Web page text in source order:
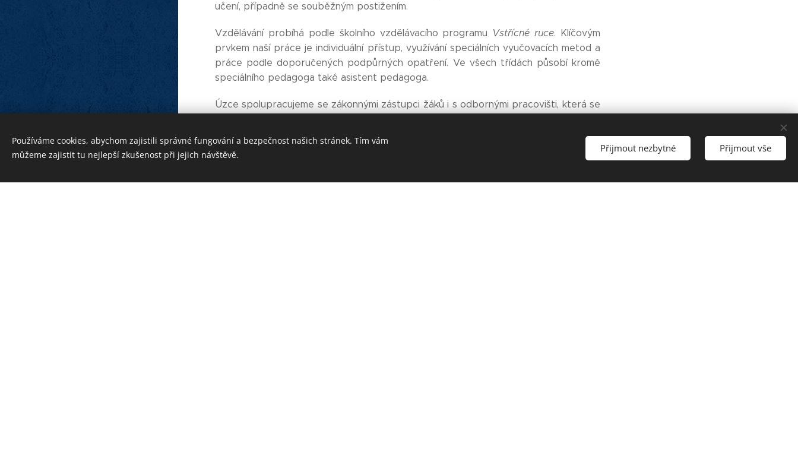
učení, případně se souběžným postižením.
Vzdělávání probíhá podle školního vzdělávacího programu Vstřícné ruce. Klíčovým
prvkem naší práce je individuální přístup, využívání speciálních vyučovacích metod a
práce podle doporučených podpůrných opatření. Ve všech třídách působí kromě
speciálního pedagoga také asistent pedagoga.
Úzce spolupracujeme se zákonnými zástupci žáků i s odbornými pracovišti, která se
obklopeném zelení, moderně a účelně vybavené učebny a nově vybudovaná
relaxační venkovní učebna.
Vytvořeno službou
Webnode
Používáme cookies, abychom zajistili správné fungování a bezpečnost našich stránek. Tím vám
můžeme zajistit tu nejlepší zkušenost při jejich návštěvě.
Přijmout nezbytné Přijmout vše